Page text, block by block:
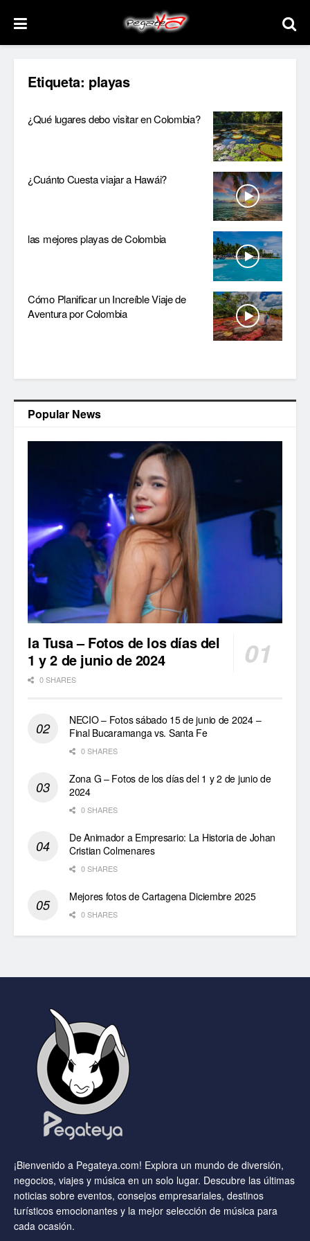
Etiqueta: playas
¿Qué lugares debo visitar en Colombia?
¿Cuánto Cuesta viajar a Hawái?
las mejores playas de Colombia
Cómo Planificar un Increíble Viaje de
Aventura por Colombia
Popular News
la Tusa – Fotos de los días del
1 y 2 de junio de 2024
0 SHARES
NECIO – Fotos sábado 15 de junio de 2024 –
Final Bucaramanga vs. Santa Fe
0 SHARES
Zona G – Fotos de los días del 1 y 2 de junio de
2024
0 SHARES
De Animador a Empresario: La Historia de Johan
Cristian Colmenares
0 SHARES
Mejores fotos de Cartagena Diciembre 2025
0 SHARES
¡Bienvenido a Pegateya.com! Explora un mundo de diversión,
negocios, viajes y música en un solo lugar. Descubre las últimas
noticias sobre eventos, consejos empresariales, destinos
turísticos emocionantes y la mejor selección de música para
cada ocasión.